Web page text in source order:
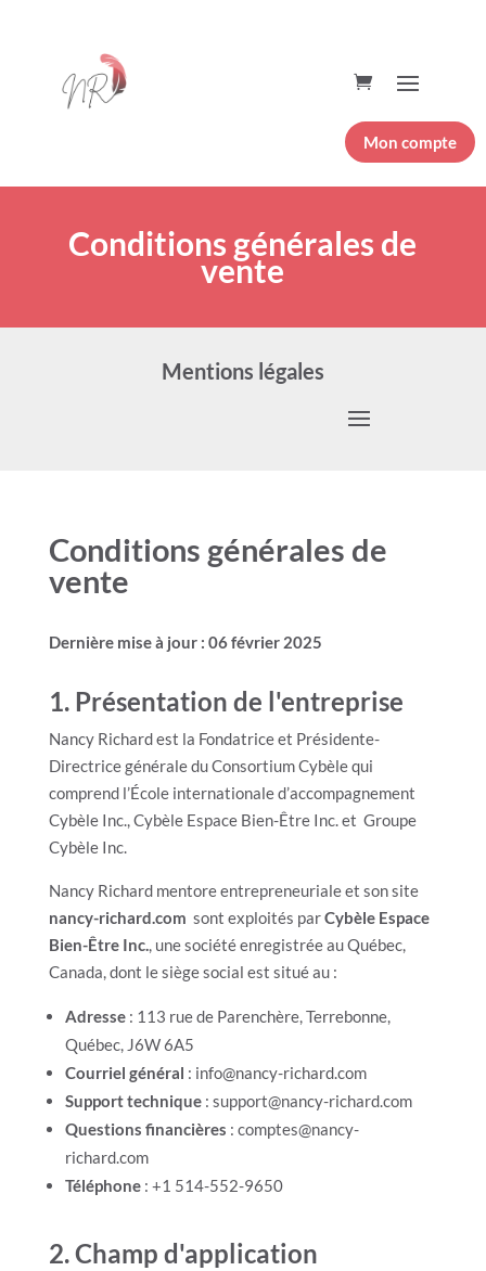
Mon compte
Conditions générales de
vente
Mentions légales
Conditions générales de
vente
Dernière mise à jour : 06 février 2025
1. Présentation de l'entreprise
Nancy Richard est la Fondatrice et Présidente-
Directrice générale du Consortium Cybèle qui
comprend l’École internationale d’accompagnement
Cybèle Inc., Cybèle Espace Bien-Être Inc. et Groupe
Cybèle Inc.
Nancy Richard mentore entrepreneuriale et son site
nancy-richard.com sont exploités parCybèle Espace
Bien-Être Inc., une société enregistrée au Québec,
Canada, dont le siège social est situé au :
Adresse: 113 rue de Parenchère, Terrebonne,
Québec, J6W 6A5
Courriel général : info@nancy-richard.com
Support technique: support@nancy-richard.com
Questions financières : comptes@nancy-
richard.com
Téléphone: +1 514-552-9650
2.Champ d'application